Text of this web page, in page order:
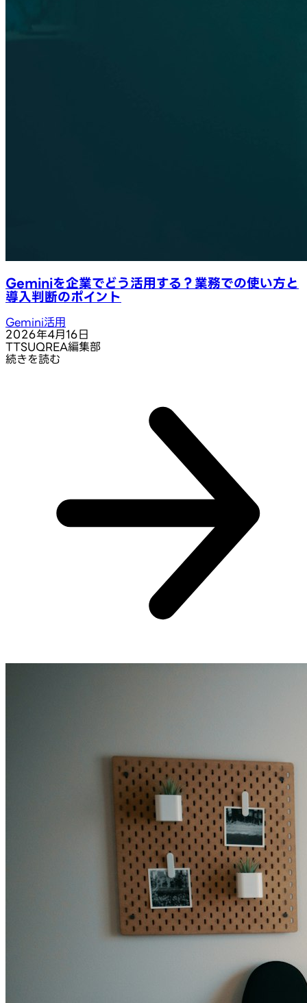
Geminiを企業でどう活用する？業務での使い方と
導入判断のポイント
Gemini活用
2026年4月16日
TTSUQREA編集部
続きを読む